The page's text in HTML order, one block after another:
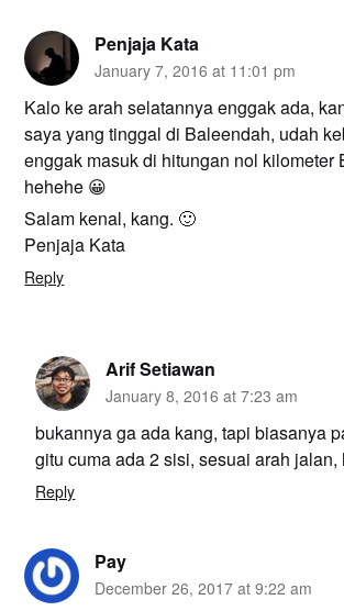
Penjaja Kata
January 7, 2016 at 11:01 pm
Kalo ke arah selatannya enggak ada,
saya yang tinggal di Baleendah, udah
enggak masuk di hitungan nol kilometer
hehehe 😀
Salam kenal, kang. 🙂
Penjaja Kata
Reply
Arif Setiawan
January 8, 2016 at 7:23 am
bukannya ga ada kang, tapi biasanya
gitu cuma ada 2 sisi, sesuai arah jalan,
Reply
Pay
December 26, 2017 at 9:22 am